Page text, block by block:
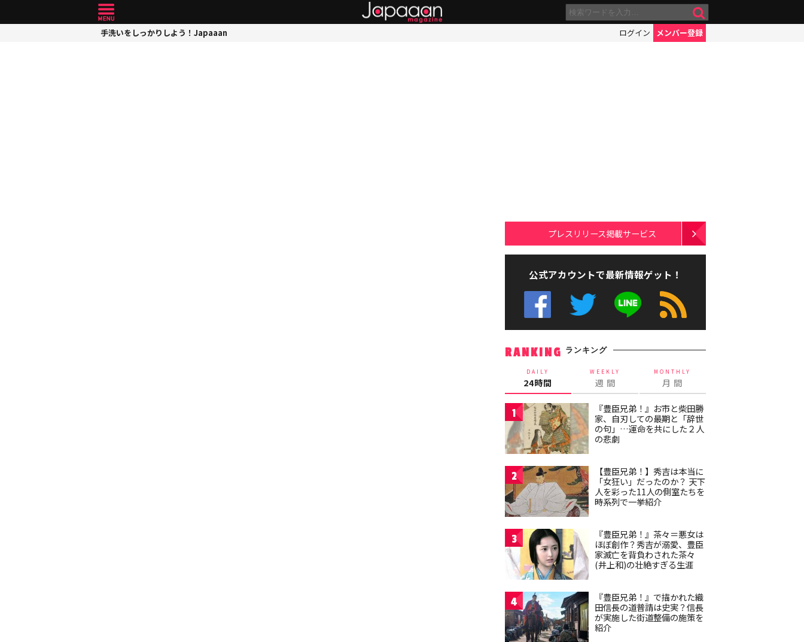
手洗いをしっかりしよう！Japaaan ログイン メンバー登録
プレスリリース掲載サービス
公式アカウントで最新情報ゲット！
RANKING ランキング
DAILY
24時間
WEEKLY
週 間
MONTHLY
月 間
1
『豊臣兄弟！』お市と柴田勝
家、自刃しての最期と「辞世
の句」…運命を共にした２人
の悲劇
2
【豊臣兄弟！】秀吉は本当に
「女狂い」だったのか？ 天下
人を彩った11人の側室たちを
時系列で一挙紹介
3
『豊臣兄弟！』茶々＝悪女は
ほぼ創作？秀吉が溺愛、豊臣
家滅亡を背負わされた茶々
(井上和)の壮絶すぎる生涯
4
『豊臣兄弟！』で描かれた織
田信長の道普請は史実？信長
が実施した街道整備の施策を
紹介